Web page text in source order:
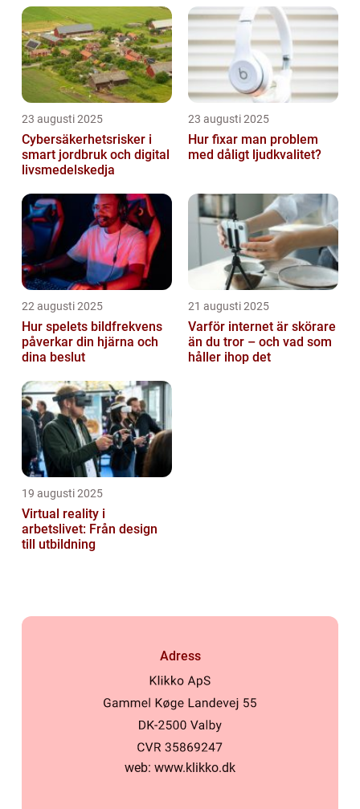
23 augusti 2025
Cybersäkerhetsrisker i
smart jordbruk och digital
livsmedelskedja
23 augusti 2025
Hur fixar man problem
med dåligt ljudkvalitet?
22 augusti 2025
Hur spelets bildfrekvens
påverkar din hjärna och
dina beslut
21 augusti 2025
Varför internet är skörare
än du tror – och vad som
håller ihop det
19 augusti 2025
Virtual reality i
arbetslivet: Från design
till utbildning
Adress
web: www.klikko.dk